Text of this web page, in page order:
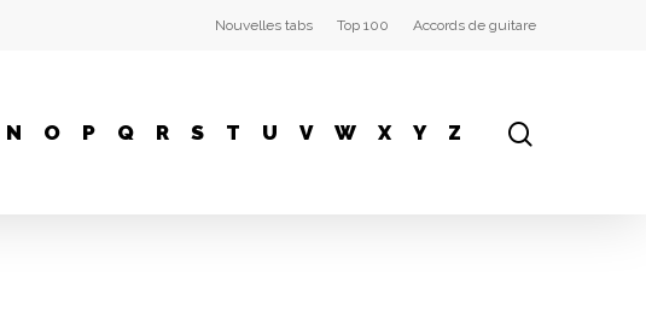
Nouvelles tabs Top 100 Accords de guitare
N O P Q R S T U V W X Y Z